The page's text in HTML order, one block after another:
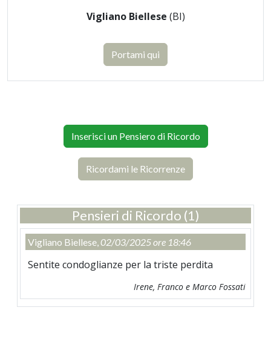
Vigliano Biellese (BI)
Portami qui
Inserisci un Pensiero di Ricordo
Ricordami le Ricorrenze
Pensieri di Ricordo (1)
Vigliano Biellese,02/03/2025 ore 18:46
Sentite condoglianze per la triste perdita
Irene, Franco e Marco Fossati